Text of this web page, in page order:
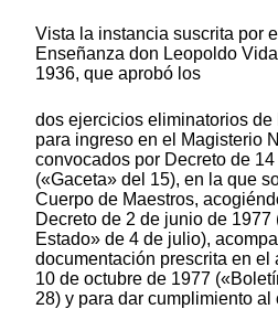
Vista la instancia suscrita por
Enseñanza don Leopoldo
1936, que aprobó los
dos ejercicios eliminatorios
para ingreso en el Magisterio
convocados por Decreto de
(«Gaceta» del 15), en la que
Cuerpo de Maestros,
Decreto de 2 de junio de 1977
Estado» de 4 de julio),
documentación prescrita en el
10 de octubre de 1977
28) y para dar cumplimiento